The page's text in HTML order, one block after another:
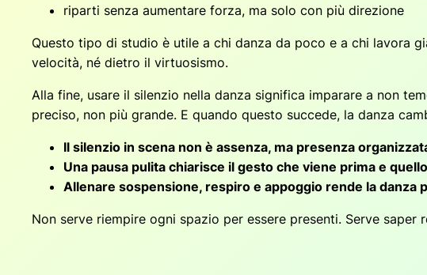
riparti senza aumentare forza, ma solo con più direzione
Questo tipo di studio è utile a chi danza da poco e a chi lavora
velocità, né dietro il virtuosismo.
Alla fine, usare il silenzio nella danza significa imparare a non
preciso, non più grande. E quando questo succede, la danza
Il silenzio in scena non è assenza, ma presenza
Una pausa pulita chiarisce il gesto che viene prima e
Allenare sospensione, respiro e appoggio rende la danza
Non serve riempire ogni spazio per essere presenti. Serve